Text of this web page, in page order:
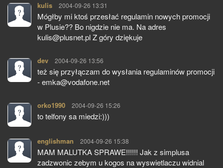
kulis pisze:
2004-09-26 13:31
Mógłby mi ktoś przesłać regulamin nowych promocji
w Plusie?? Bo nigdzie nie ma. Na adres
kulis@plusnet.pl Z góry dziękuje
dev pisze:
2004-09-26 13:56
też się przyłączam do wysłania regulaminów promocji
- emka@vodafone.net
orko1990 pisze:
2004-09-26 15:26
to telfony sa miedzi:)))
englishman pisze:
2004-09-26 15:38
MAM MALUTKA SPRAWE!!!!!! Jak z simplusa
zadzwonic zebym u kogos na wyswietlaczu widnial